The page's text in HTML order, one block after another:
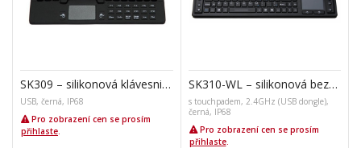
SK309 – silikonová klávesnice s touchpadem
USB, černá, IP68
Pro zobrazení cen se prosím
přihlaste
SK310-WL – silikonová bezdrátová klávesnice
s touchpadem, 2.4GHz (USB dongle),
černá, IP68
Pro zobrazení cen se prosím
přihlaste.